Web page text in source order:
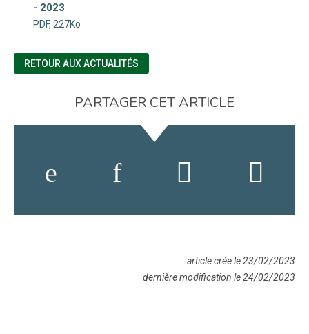
- 2023
PDF, 227Ko
RETOUR AUX ACTUALITÉS
PARTAGER CET ARTICLE
article crée le 23/02/2023
dernière modification le 24/02/2023